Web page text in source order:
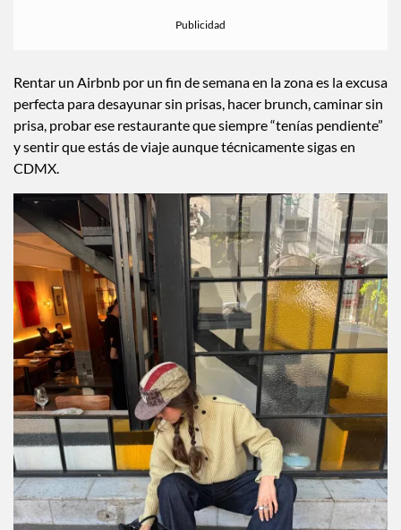
Rentar un Airbnb por un fin de semana en la zona es la excusa
perfecta para desayunar sin prisas, hacer brunch, caminar sin
prisa, probar ese restaurante que siempre “tenías pendiente”
y sentir que estás de viaje aunque técnicamente sigas en
CDMX.